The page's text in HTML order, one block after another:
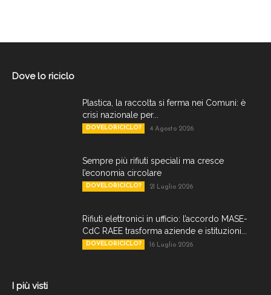
Dove lo riciclo
Plastica, la raccolta si ferma nei Comuni: è
crisi nazionale per...
DOVELORICICLO? 4 Agosto 2026
Sempre più rifiuti speciali ma cresce
l’economia circolare
DOVELORICICLO? 21 Luglio 2026
Rifiuti elettronici in ufficio: l’accordo MASE-
CdC RAEE trasforma aziende e istituzioni...
DOVELORICICLO? 16 Luglio 2026
I più visti